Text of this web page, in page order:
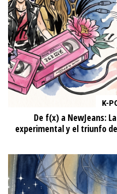
K-
De f(x) a NewJeans:
experimental y el triunfo